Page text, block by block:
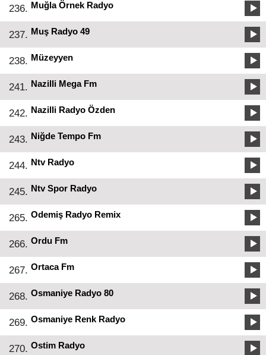
236. Muğla Örnek Radyo
237. Muş Radyo 49
238. Müzeyyen
241. Nazilli Mega Fm
242. Nazilli Radyo Özden
243. Niğde Tempo Fm
244. Ntv Radyo
245. Ntv Spor Radyo
265. Odemiş Radyo Remix
266. Ordu Fm
267. Ortaca Fm
268. Osmaniye Radyo 80
269. Osmaniye Renk Radyo
270. Ostim Radyo